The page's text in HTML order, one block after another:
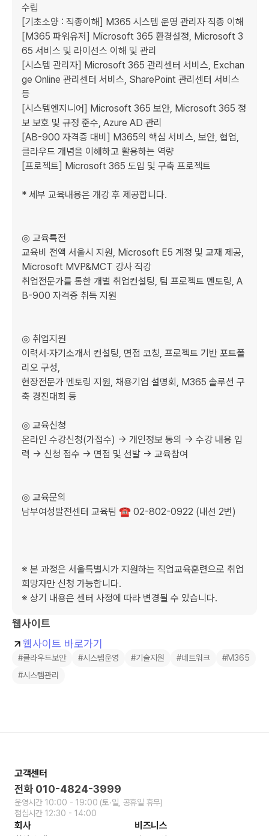
수립
[기초소양 : 직종이해] M365 시스템 운영 관리자 직종 이해
[M365 파워유저] Microsoft 365 환경설정, Microsoft 3
65 서비스 및 라이선스 이해 및 관리
[시스템 관리자] Microsoft 365 관리센터 서비스, Exchan
ge Online 관리센터 서비스, SharePoint 관리센터 서비스
등
[시스템엔지니어] Microsoft 365 보안, Microsoft 365 정
보 보호 및 규정 준수, Azure AD 관리
[AB-900 자격증 대비] M365의 핵심 서비스, 보안, 협업,
클라우드 개념을 이해하고 활용하는 역량
[프로젝트] Microsoft 365 도입 및 구축 프로젝트
* 세부 교육내용은 개강 후 제공합니다.
◎ 교육특전
교육비 전액 서울시 지원, Microsoft E5 계정 및 교재 제공,
Microsoft MVP&MCT 강사 직강
취업전문가를 통한 개별 취업컨설팅, 팀 프로젝트 멘토링, A
B-900 자격증 취득 지원
◎ 취업지원
이력서·자기소개서 컨설팅, 면접 코칭, 프로젝트 기반 포트폴
리오 구성,
현장전문가 멘토링 지원, 채용기업 설명회, M365 솔루션 구
축 경진대회 등
◎ 교육신청
온라인 수강신청(가접수) → 개인정보 동의 → 수강 내용 입
력 → 신청 접수 → 면접 및 선발 → 교육참여
◎ 교육문의
남부여성발전센터 교육팀 ☎ 02-802-0922 (내선 2번)
※ 본 과정은 서울특별시가 지원하는 직업교육훈련으로 취업
희망자만 신청 가능합니다.
※ 상기 내용은 센터 사정에 따라 변경될 수 있습니다.
웹사이트
웹사이트 바로가기
#클라우드보안 #시스템운영 #기술지원 #네트워크
#M365
#시스템관리
고객센터
전화 010-4824-3999
운영시간 10:00 - 19:00 (토∙일, 공휴일 휴무)
점심시간 12:30 - 14:00
회사 비즈니스